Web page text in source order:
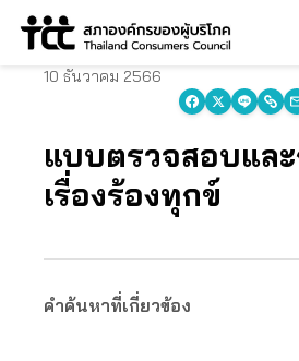
Skip
10 ธันวาคม 2566
แบบตรวจสอบแล
เรื่องร้องทุกข์
คำค้นหาที่เกี่ยวข้อง